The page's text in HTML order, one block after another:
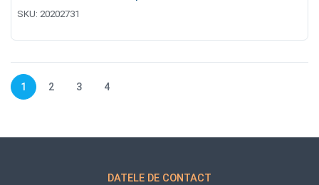
SKU: 20202731
1 2 3 4
DATELE DE CONTACT